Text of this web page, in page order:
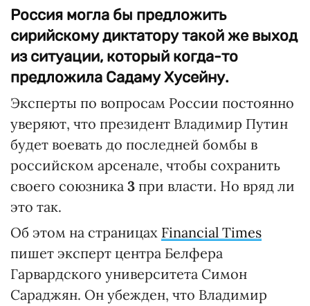
Россия могла бы предложить
сирийскому диктатору такой же выход
из ситуации, который когда-то
предложила Садаму Хусейну.
Эксперты по вопросам России постоянно
уверяют, что президент Владимир Путин
будет воевать до последней бомбы в
российском арсенале, чтобы сохранить
своего союзника 3 при власти. Но вряд ли
это так.
Об этом на страницах Financial Times
пишет эксперт центра Белфера
Гарвардского университета Симон
Сараджян. Он убежден, что Владимир